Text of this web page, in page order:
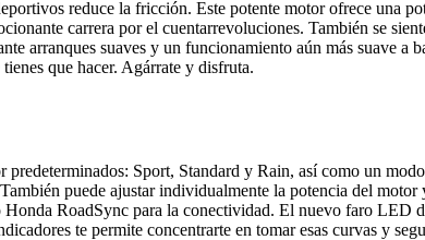
reduce la fricción. Este potente motor ofrece una
carrera por el cuentarrevoluciones. También se
arranques suaves y un funcionamiento aún más suave
que hacer. Agárrate y disfruta.
Sport, Standard y Rain, así como un
puede ajustar individualmente la potencia del
RoadSync para la conectividad. El nuevo faro LED
te permite concentrarte en tomar esas curvas y